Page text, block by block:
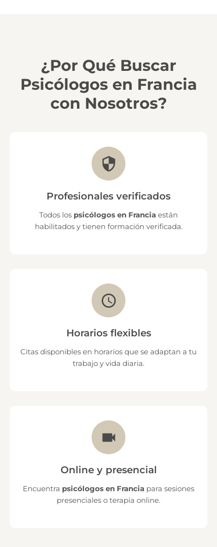
¿Por Qué Buscar
Psicólogos en Francia
con Nosotros?
Profesionales verificados
Todos los psicólogos en Francia están
habilitados y tienen formación verificada.
Horarios flexibles
Citas disponibles en horarios que se adaptan a tu
trabajo y vida diaria.
Online y presencial
Encuentra psicólogos en Francia para sesiones
presenciales o terapia online.